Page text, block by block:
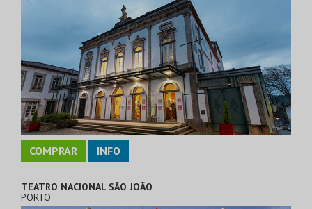
COMPRAR INFO
TEATRO NACIONAL SÃO JOÃO
PORTO